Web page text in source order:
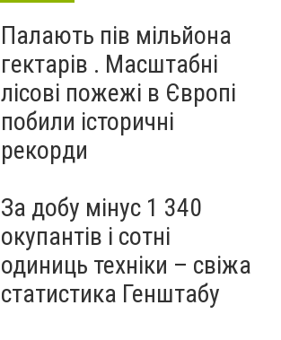
Палають пів мільйона
гектарів . Масштабні
лісові пожежі в Європі
побили історичні
рекорди
За добу мінус 1 340
окупантів і сотні
одиниць техніки – свіжа
статистика Генштабу